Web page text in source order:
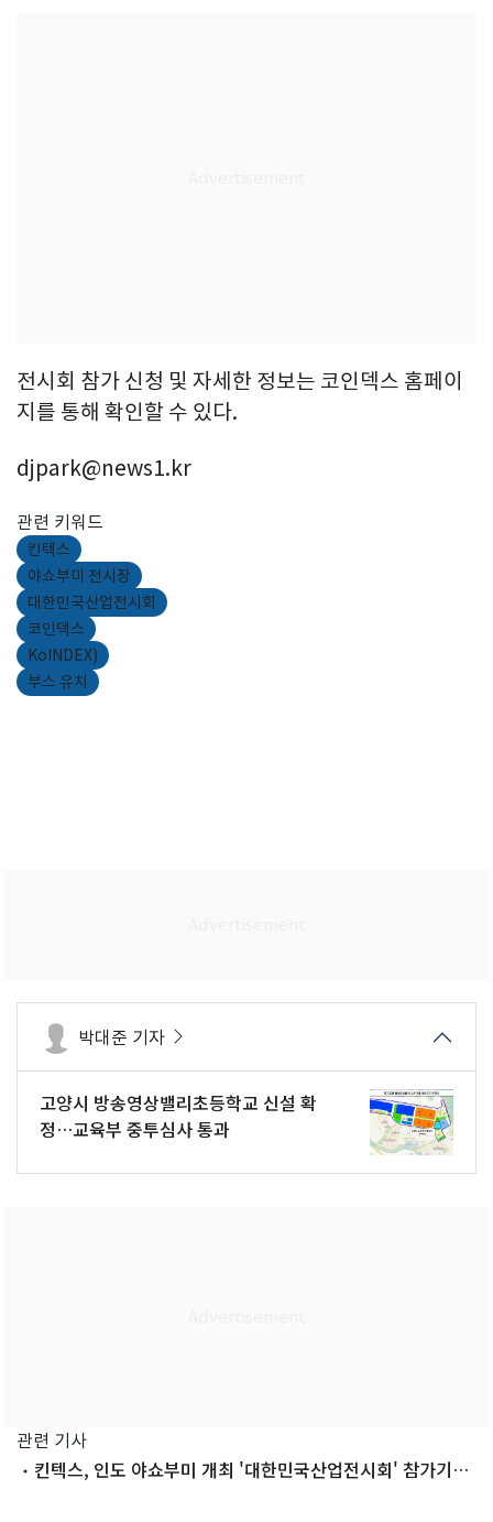
전시회 참가 신청 및 자세한 정보는 코인덱스 홈페이
지를 통해 확인할 수 있다.
djpark@news1.kr
관련 키워드
킨텍스
야쇼부미 전시장
대한민국산업전시회
코인덱스
KoINDEX)
부스 유치
박대준 기자
고양시 방송영상밸리초등학교 신설 확
정…교육부 중투심사 통과
관련 기사
킨텍스, 인도 야쇼부미 개최 '대한민국산업전시회' 참가기업